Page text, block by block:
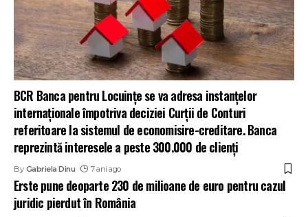
BCR Banca pentru Locuințe se va adresa instanțelor
internaționale împotriva deciziei Curții de Conturi
referitoare la sistemul de economisire-creditare. Banca
reprezintă interesele a peste 300.000 de clienți
By Gabriela Dinu 7 ani ago
Erste pune deoparte 230 de milioane de euro pentru cazul
juridic pierdut în România